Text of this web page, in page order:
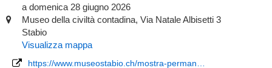
a domenica 28 giugno 2026
Museo della civiltà contadina, Via Natale Albisetti 3
Stabio
Visualizza mappa
https://www.museostabio.ch/mostra-perman…